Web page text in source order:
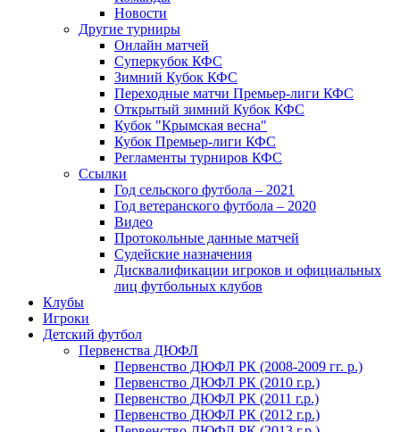
Новости
Другие турниры
Онлайн матчей
Суперкубок КФС
Зимний Кубок КФС
Переходные матчи Премьер-лиги КФС
Открытый зимний Кубок КФС
Кубок "Крымская весна"
Кубок Премьер-лиги КФС
Регламенты турниров КФС
Ссылки
Год сельского футбола – 2021
Год ветеранского футбола – 2020
Видео
Протокольные данные матчей
Судейские назначения
Дисквалификации игроков и официальных
лиц футбольных клубов
Клубы
Игроки
Детский футбол
Первенства ДЮФЛ
Первенство ДЮФЛ РК (2008-2009 гг. р.)
Первенство ДЮФЛ РК (2010 г.р.)
Первенство ДЮФЛ РК (2011 г.р.)
Первенство ДЮФЛ РК (2012 г.р.)